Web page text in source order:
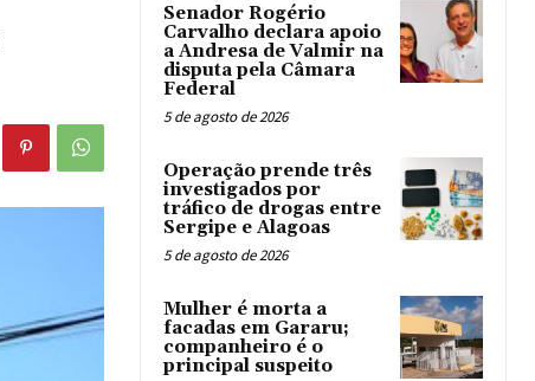
Senador Rogério
Carvalho declara apoio
a Andresa de Valmir na
disputa pela Câmara
Federal
5 de agosto de 2026
Operação prende três
investigados por
tráfico de drogas entre
Sergipe e Alagoas
5 de agosto de 2026
Mulher é morta a
facadas em Gararu;
companheiro é o
principal suspeito